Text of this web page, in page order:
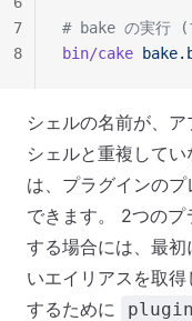
# bake の実行 (
bin/cake
7
8
シェルの名前が、
シェルと重複して
は、プラグインの
できます。 2つの
する場合には、最
いエイリアスを取
するために